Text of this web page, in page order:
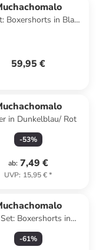
Boxershorts in Blau/
59,95 €
in Dunkelblau/ Rot
-53%
ab: 7,49 €
UVP: 15,95 €*
Boxershorts in
Dunkelblau
-61%